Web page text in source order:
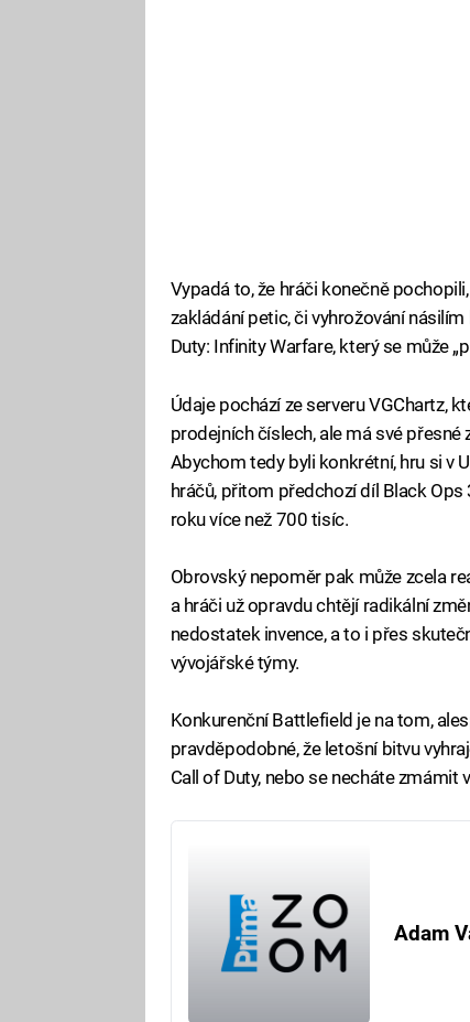
Vypadá to, že hráči konečně
zakládání petic, či vyhrožování
Duty: Infinity Warfare, který se může
Údaje pochází ze serveru VGChartz,
prodejních číslech, ale má své
Abychom tedy byli konkrétní, hru si v
hráčů, přitom předchozí díl Black
roku více než 700 tisíc.
Obrovský nepoměr pak může zcela
a hráči už opravdu chtějí radikální
nedostatek invence, a to i přes
vývojářské týmy.
Konkurenční Battlefield je na tom,
pravděpodobné, že letošní bitvu
Call of Duty, nebo se necháte
Adam